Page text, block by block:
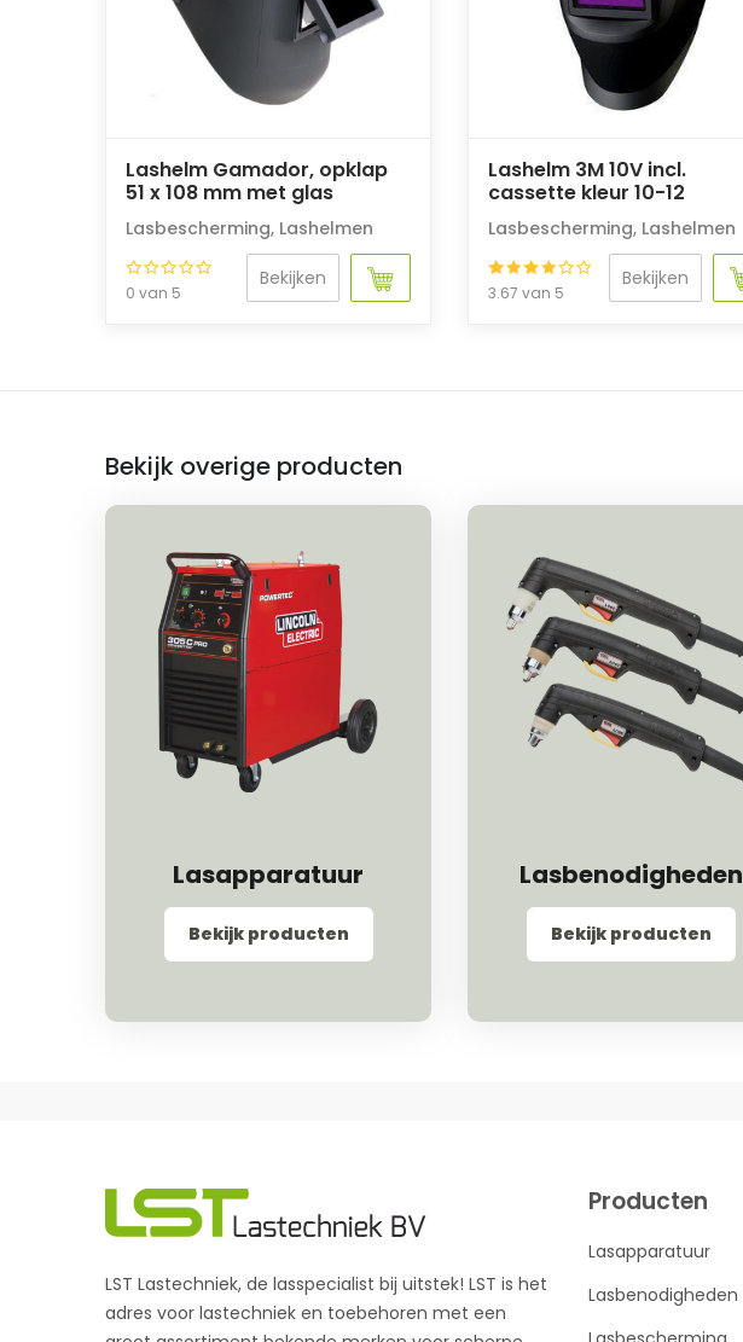
Lashelm Gamador, opklap
51 x 108 mm met glas
Lasbescherming, Lashelmen
0 van 5
Bekijken
Lashelm 3M 10V incl.
cassette kleur 10-12
Lasbescherming, Lashelmen
3.67 van 5
Bekijken
Bekijk overige producten
Lasapparatuur
Bekijk producten
Lasbenodigheden
Bekijk producten
LST Lastechniek, de lasspecialist bij uitstek! LST is het
adres voor lastechniek en toebehoren met een
Producten
Lasapparatuur
Lasbenodigheden